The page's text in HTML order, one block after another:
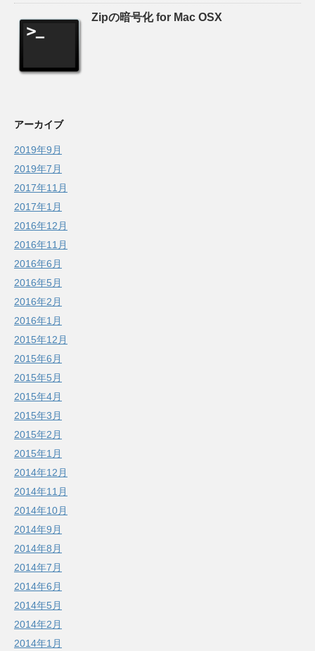
Zipの暗号化 for Mac OSX
アーカイブ
2019年9月
2019年7月
2017年11月
2017年1月
2016年12月
2016年11月
2016年6月
2016年5月
2016年2月
2016年1月
2015年12月
2015年6月
2015年5月
2015年4月
2015年3月
2015年2月
2015年1月
2014年12月
2014年11月
2014年10月
2014年9月
2014年8月
2014年7月
2014年6月
2014年5月
2014年2月
2014年1月